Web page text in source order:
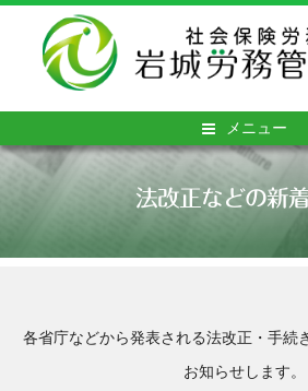
メニュー
法改正などの新
各省庁などから発表される法改正・手続
お知らせします。